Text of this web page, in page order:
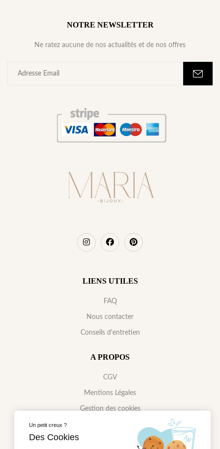
NOTRE NEWSLETTER
Ne ratez aucune de nos actualités et de nos offres
LIENS UTILES
FAQ
Nous contacter
Conseils d'entretien
A PROPOS
CGV
Mentions Légales
Gestion des cookies
Un petit creux ?
Des Cookies